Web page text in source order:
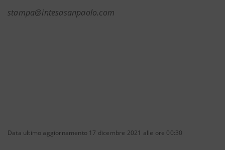
stampa@intesasanpaolo.com
Data ultimo aggiornamento 17 dicembre 2021 alle ore 00:30